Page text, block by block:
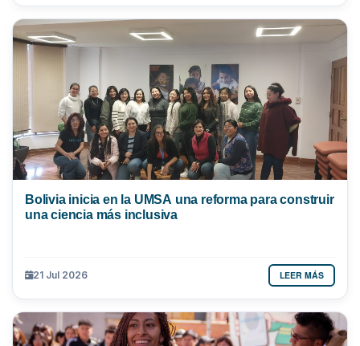
Bolivia inicia en la UMSA una reforma para construir
una ciencia más inclusiva
21 Jul 2026 LEER MÁS